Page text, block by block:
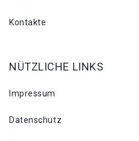
Kontakte
NÜTZLICHE LINKS
Impressum
Datenschutz